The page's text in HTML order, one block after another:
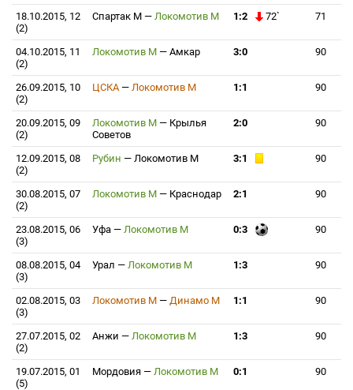
18.10.2015, 12
(2)
Спартак М — Локомотив М 1:2 72` 71
04.10.2015, 11
(2)
Локомотив М — Амкар 3:0 90
26.09.2015, 10
(2)
ЦСКА — Локомотив М 1:1 90
20.09.2015, 09
(2)
Локомотив М — Крылья
Советов
2:0 90
12.09.2015, 08
(2)
Рубин — Локомотив М 3:1 90
30.08.2015, 07
(2)
Локомотив М — Краснодар 2:1 90
23.08.2015, 06
(3)
Уфа — Локомотив М 0:3 90
08.08.2015, 04
(3)
Урал — Локомотив М 1:3 90
02.08.2015, 03
(3)
Локомотив М — Динамо М 1:1 90
27.07.2015, 02
(2)
Анжи — Локомотив М 1:3 90
19.07.2015, 01
(5)
Мордовия — Локомотив М 0:1 90